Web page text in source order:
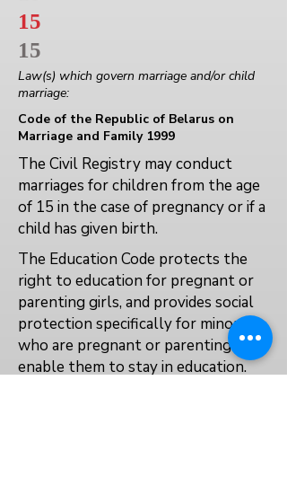
15
15
Law(s) which govern marriage and/or child
marriage:
Code of the Republic of Belarus on
Marriage and Family 1999
The Civil Registry may conduct
marriages for children from the age
of 15 in the case of pregnancy or if a
child has given birth.
The Education Code protects the
right to education for pregnant or
parenting girls, and provides social
protection specifically for minors
who are pregnant or parenting to
enable them to stay in education.